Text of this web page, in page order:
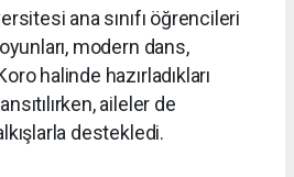
ana sınıfı öğrencileri
modern dans,
halinde hazırladıkları
aileler de
destekledi.